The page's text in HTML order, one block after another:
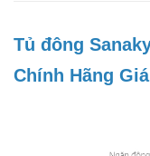
Tủ đông
Chính Hãng